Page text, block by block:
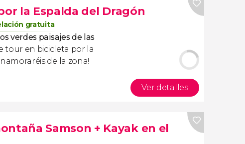
la Espalda del Dragón
gratuita
verdes paisajes de las
tour en bicicleta por la
de la zona!
Ver detalles
Samson + Kayak en el